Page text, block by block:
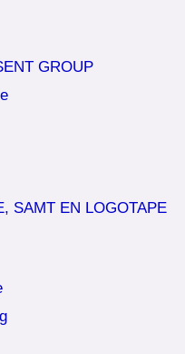
GROUP
SAMT EN LOGOTAPE